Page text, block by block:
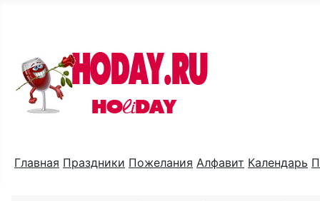
Главная Праздники Пожелания Алфавит Календарь